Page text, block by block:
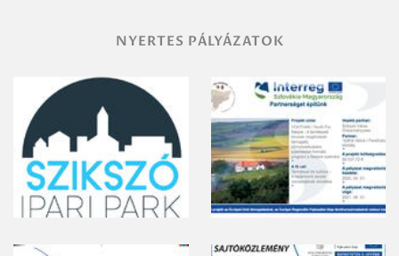
NYERTES PÁLYÁZATOK